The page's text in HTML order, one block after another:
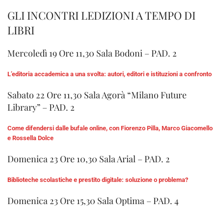
GLI INCONTRI LEDIZIONI A TEMPO DI
LIBRI
Mercoledì 19 Ore 11,30 Sala Bodoni – PAD. 2
L’editoria accademica a una svolta: autori, editori e istituzioni a confronto
Sabato 22 Ore 11,30 Sala Agorà “Milano Future
Library” – PAD. 2
Come difendersi dalle bufale online, con Fiorenzo Pilla, Marco Giacomello
e Rossella Dolce
Domenica 23 Ore 10,30 Sala Arial – PAD. 2
Biblioteche scolastiche e prestito digitale: soluzione o problema?
Domenica 23 Ore 15,30 Sala Optima – PAD. 4